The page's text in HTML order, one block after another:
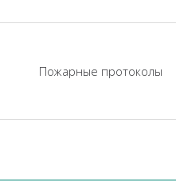
Пожарные протоколы